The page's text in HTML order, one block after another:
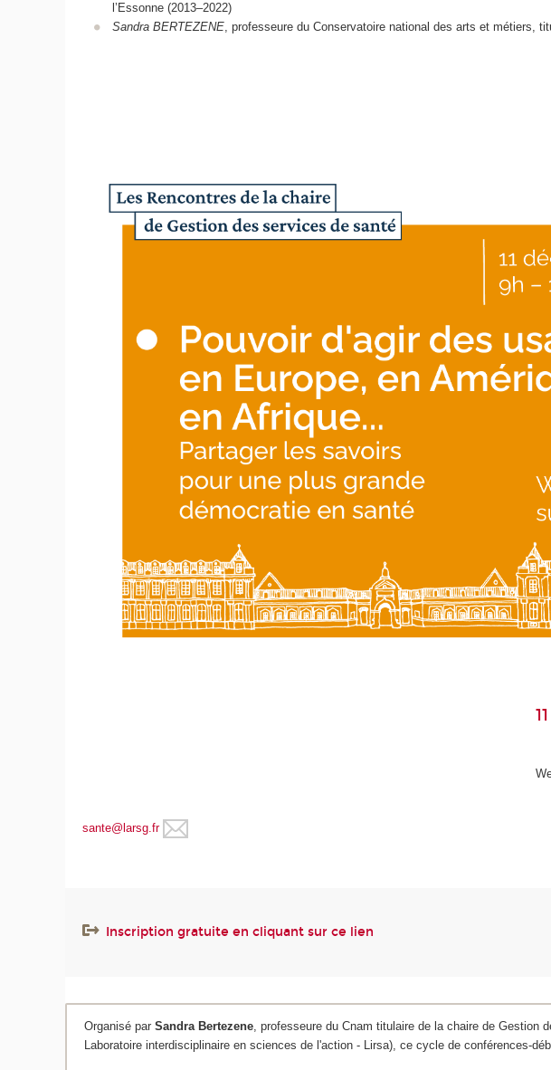
l’Essonne (2013–2022)
Sandra BERTEZENE, professeure du Conservatoire national des arts et métiers,
sante@larsg.fr
Inscription gratuite en cliquant sur ce lien
Organisé parSandra Bertezene, professeure du Cnam titulaire de la chaire de Gestion
Laboratoire interdisciplinaire en sciences de l'action - Lirsa), ce cycle de conférences-